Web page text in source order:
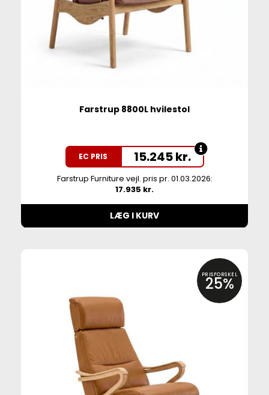
Farstrup 8800L hvilestol
EC PRIS 15.245kr.
Farstrup Furniture vejl. pris pr. 01.03.2026:
17.935 kr.
LÆG I KURV
PRISFORSKEL
25%